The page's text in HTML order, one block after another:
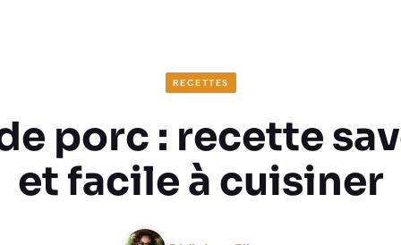
RECETTES
porc : recette
et facile à cuisiner